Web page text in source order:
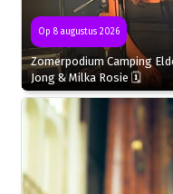
Op 8 augustus 2026
Zomerpodium Camping
Jong & Milka Rosie 🗓